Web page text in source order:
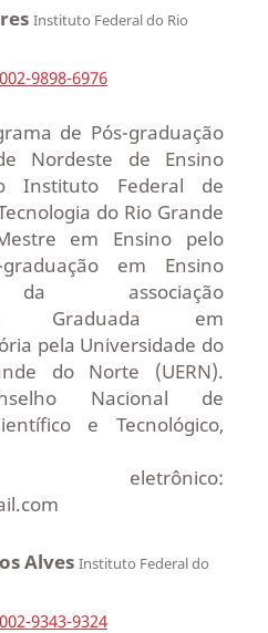
Instituto Federal do Rio
9898-6976
de Pós-graduação
Nordeste de Ensino
Instituto Federal de
do Rio Grande
em Ensino pelo
em Ensino
da associação
Graduada em
pela Universidade do
do Norte (UERN).
Nacional de
e Tecnológico,
Alves Instituto Federal do
9343-9324